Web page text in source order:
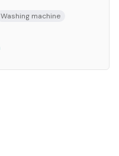
Washing machine